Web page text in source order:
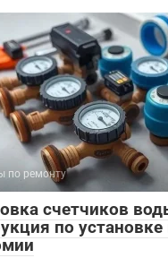
по ремонту
счетчиков
по установке